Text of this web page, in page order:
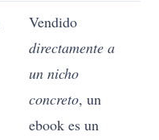
Vendido
directamente a
un nicho
concreto, un
ebook es un